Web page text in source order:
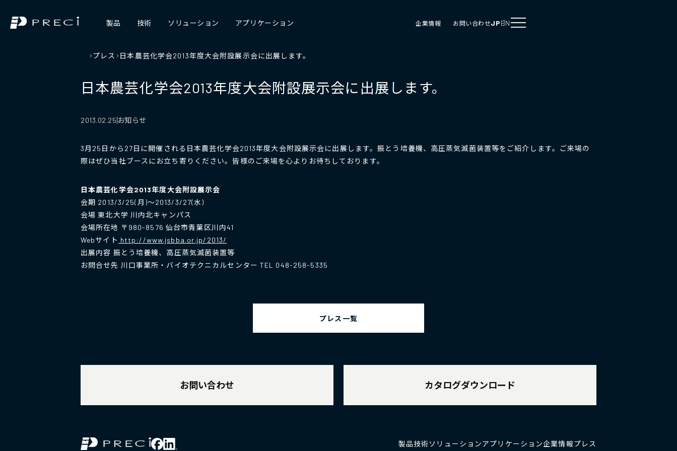
製品 技術 ソリューション アプリケーション 企業情報 お問い合わせJPEN
プレス 日本農芸化学会2013年度大会附設展示会に出展します。
日本農芸化学会2013年度大会附設展示会に出展します。
2013.02.25 お知らせ
3月25日から27日に開催される日本農芸化学会2013年度大会附設展示会に出展します。振とう培養機、高圧蒸気滅菌装置等をご紹介します。ご来場の
際はぜひ当社ブースにお立ち寄りください。皆様のご来場を心よりお待ちしております。
日本農芸化学会2013年度大会附設展示会
会期 2013/3/25(月)～2013/3/27(水)
会場 東北大学 川内北キャンパス
会場所在地 〒980-8576 仙台市青葉区川内41
Webサイト http://www.jsbba.or.jp/2013/
出展内容 振とう培養機、高圧蒸気滅菌装置等
お問合せ先 川口事業所・バイオテクニカルセンター TEL 048-258-5335
プレス一覧
お問い合わせ カタログダウンロード
製品技術ソリューションアプリケーション企業情報プレス